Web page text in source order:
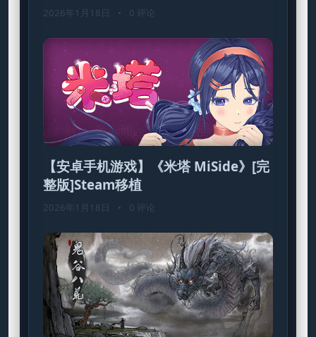
2026年1月18日 • 0 评论
【安卓手机游戏】《米塔 MiSide》[完
整版]Steam移植
2026年1月18日 • 0 评论